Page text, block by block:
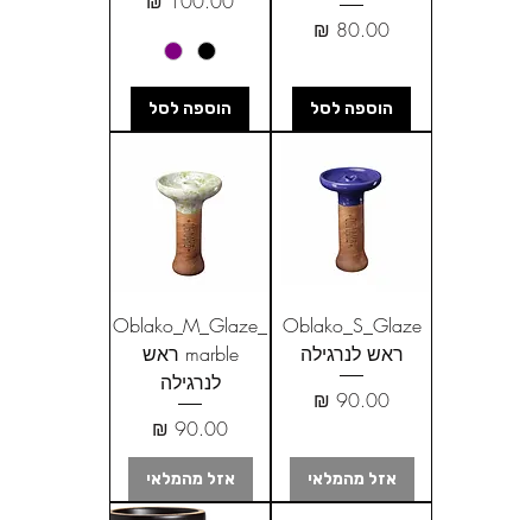
מחיר
הוספה לסל הוספה לסל
Oblako_S_Glaze
ראש לנרגילה
מחיר
אזל מהמלאי
Oblako_M_Glaze_
marble ראש
לנרגילה
מחיר
אזל מהמלאי